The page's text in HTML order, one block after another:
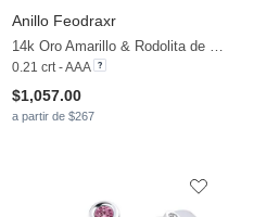
Anillo Feodraxr
14k Oro Amarillo & Rodolita de Granito
0.21 crt - AAA
$1,057.00
a partir de $267